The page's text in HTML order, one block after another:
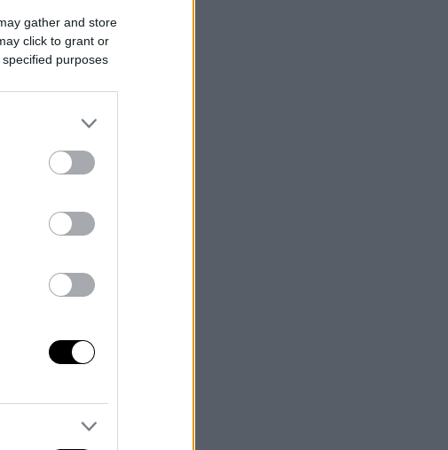
gather and store
click to grant or
purposes